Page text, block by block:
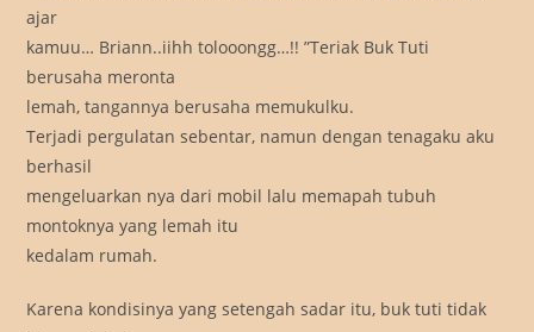
ajar
kamuu… Briann..iihh tolooongg…!! ”Teriak Buk Tuti
berusaha meronta
lemah, tangannya berusaha memukulku.
Terjadi pergulatan sebentar, namun dengan tenagaku aku
berhasil
mengeluarkan nya dari mobil lalu memapah tubuh
montoknya yang lemah itu
kedalam rumah.
Karena kondisinya yang setengah sadar itu, buk tuti tidak